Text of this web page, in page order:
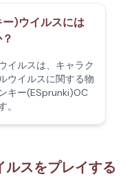
)ウイルスには
イルスは、キャラク
ウイルスに関する物
キー(ESprunki)OC
スをプレイする